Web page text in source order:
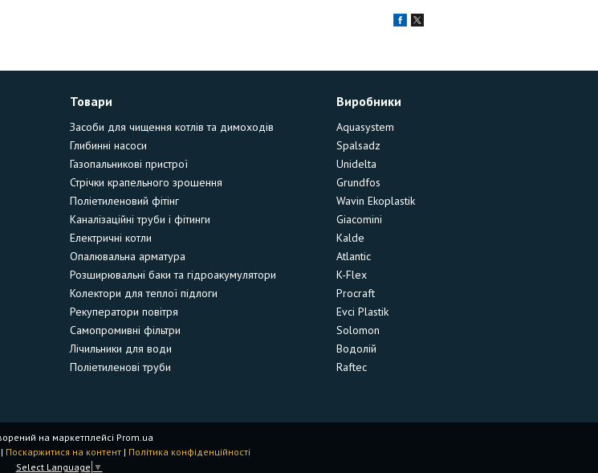
Товари
Засоби для чищення котлів та димоходів
Глибинні насоси
Газопальникові пристрої
Стрічки крапельного зрошення
Поліетиленовий фітінг
Каналізаційні труби і фітинги
Електричні котли
Опалювальна арматура
Розширювальні баки та гідроакумулятори
Колектори для теплої підлоги
Рекуператори повітря
Самопромивні фільтри
Лічильники для води
Поліетиленові труби
Виробники
Aquasystem
Spalsadz
Unidelta
Grundfos
Wavin Ekoplastik
Giacomini
Kalde
Atlantic
K-Flex
Procraft
Evci Plastik
Solomon
Водолій
Raftec
на маркетплейсі Prom.ua
Інтернет-магазин «Водяний» | Поскаржитися на контент | Політика конфіденційності
Select Language ▼